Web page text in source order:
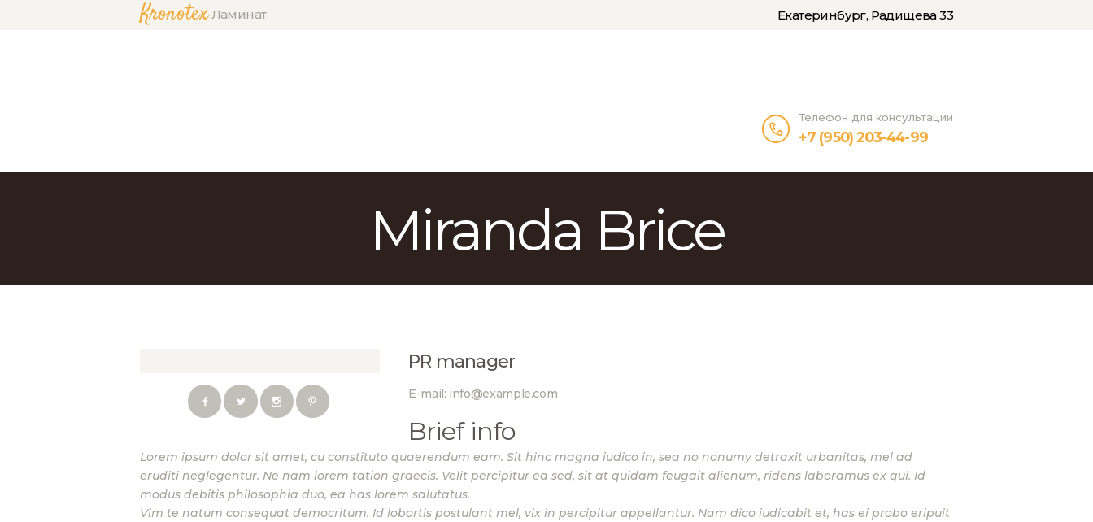
KronotexЛаминат Екатеринбург, Радищева 33
Телефон для консультации
+7 (950) 203-44-99
Miranda Brice
PR manager
E-mail: info@example.com
Brief info
Lorem ipsum dolor sit amet, cu constituto quaerendum eam. Sit hinc magna iudico in, sea no nonumy detraxit urbanitas, mel ad
eruditi neglegentur. Ne nam lorem tation graecis. Velit percipitur ea sed, sit at quidam feugait alienum, ridens laboramus ex qui. Id
modus debitis philosophia duo, ea has lorem salutatus.
Vim te natum consequat democritum. Id lobortis postulant mel, vix in percipitur appellantur. Nam dico iudicabit et, has ei probo eripuit